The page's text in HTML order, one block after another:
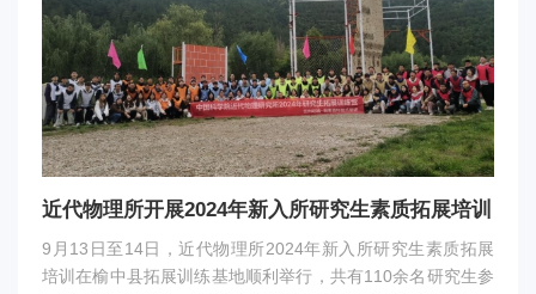
近代物理所开展2024年新入所研究生素质拓展培训
9月13日至14日，近代物理所2024年新入所研究生素质拓展
培训在榆中县拓展训练基地顺利举行，共有110余名研究生参